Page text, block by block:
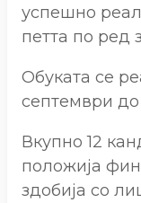
успешно
петта по ред
Обуката се
септември
Вкупно 12
положија
здобија со